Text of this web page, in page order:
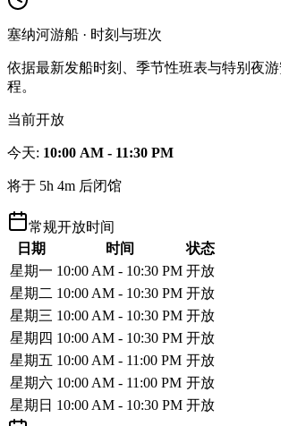
塞纳河游船 · 时刻与班次
依据最新发船时刻、季节性班表与特别夜
程。
当前开放
今天: 10:00 AM - 11:30 PM
将于 5h 4m 后闭馆
常规开放时间
日期
时间
状态
星期一 10:00 AM - 10:30 PM 开放
星期二 10:00 AM - 10:30 PM 开放
星期三 10:00 AM - 10:30 PM 开放
星期四 10:00 AM - 10:30 PM 开放
星期五 10:00 AM - 11:00 PM 开放
星期六 10:00 AM - 11:00 PM 开放
星期日 10:00 AM - 10:30 PM 开放